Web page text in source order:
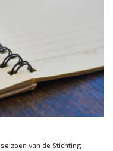
van de Stichting